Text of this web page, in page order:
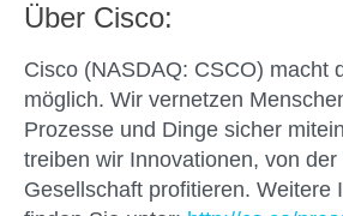
Über Cisco:
Cisco (NASDAQ: CSCO) macht
möglich. Wir vernetzen
Prozesse und Dinge sicher
treiben wir Innovationen, von der
Gesellschaft profitieren. Weitere